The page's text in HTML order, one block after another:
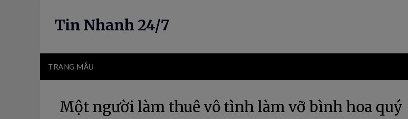
Tin Nhanh 24/7
TRANG MẪU
Một người làm thuê vô tình làm vỡ bình hoa quý